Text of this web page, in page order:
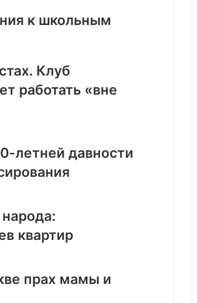
к школьным
Клуб
работать «вне
летней давности
квартир
прах мамы и